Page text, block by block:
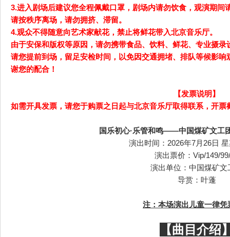
3.进入剧场后建议您全程佩戴口罩，剧场内请勿饮食，观演期
请按秩序离场，请勿拥挤、滞留。
4.观众不得随意向艺术家献花，禁止将鲜花带入北京音乐厅。
由于安保和版权等原因，请勿携带食品、饮料、鲜花、专业摄
请您提前到场，留足安检时间，以免因交通拥堵、排队等候影
谢您的配合！
【发票说明】
如需开具发票，请您于购票之日起与北京音乐厅取得联系，开
国乐初心·乐管和鸣——中国煤矿文工
演出时间：2026年7月26日
演出票价：Vip/149/
演出单位：中国煤矿文
导赏：叶蓬
注：本场演出儿童一律凭
【曲目介绍